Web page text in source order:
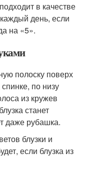
в качестве
день, если
на «5».
полоску поверх
по низу
из кружев
станет
даже рубашка.
блузки и
если блузка из